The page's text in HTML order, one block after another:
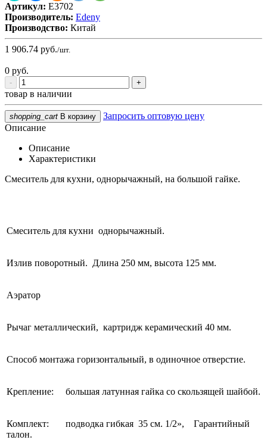
Артикул: E3702
Производитель: Edeny
Производство: Китай
1 906.74 руб./шт.
0 руб.
- +
товар в наличии
shopping_cart В корзину
Запросить оптовую цену
Описание
Описание
Характеристики
Смеситель для кухни, однорычажный, на большой гайке.
Смеситель для кухни однорычажный.
Излив поворотный. Длина 250 мм, высота 125 мм.
Аэратор
Рычаг металлический, картридж керамический 40 мм.
Способ монтажа горизонтальный, в одиночное отверстие.
Крепление: большая латунная гайка со скользящей шайбой.
Комплект: подводка гибкая 35 см. 1/2», Гарантийный
талон.